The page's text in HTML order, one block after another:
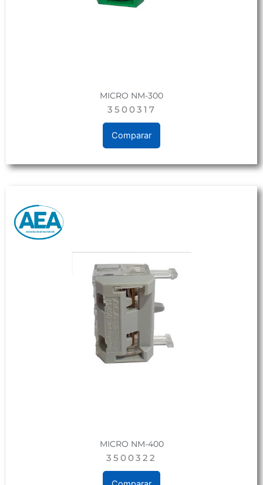
MICRO NM-300
3500317
Comparar
MICRO NM-400
3500322